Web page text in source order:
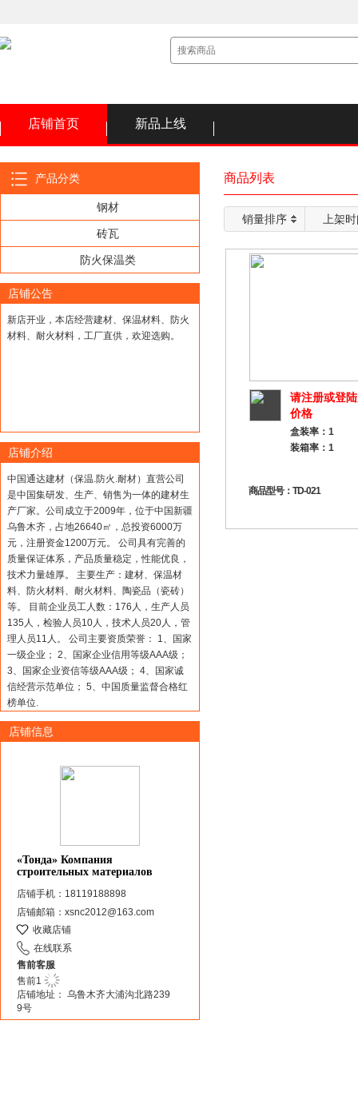
店铺首页 新品上线
产品分类
钢材
砖瓦
防火保温类
店铺公告
新店开业，本店经营建材、保温材料、防火
材料、耐火材料，工厂直供，欢迎选购。
店铺介绍
中国通达建材（保温.防火.耐材）直营公司
是中国集研发、生产、销售为一体的建材生
产厂家。公司成立于2009年，位于中国新疆
乌鲁木齐，占地26640㎡，总投资6000万
元，注册资金1200万元。 公司具有完善的
质量保证体系，产品质量稳定，性能优良，
技术力量雄厚。 主要生产：建材、保温材
料、防火材料、耐火材料、陶瓷品（瓷砖）
等。 目前企业员工人数：176人，生产人员
135人，检验人员10人，技术人员20人，管
理人员11人。 公司主要资质荣誉： 1、国家
一级企业； 2、国家企业信用等级AAA级；
3、国家企业资信等级AAA级； 4、国家诚
信经营示范单位； 5、中国质量监督合格红
榜单位.
店铺信息
«Тонда» Компания
строительных материалов
店铺手机：18119188898
店铺邮箱：xsnc2012@163.com
收藏店铺
在线联系
售前客服
售前1
店铺地址： 乌鲁木齐大浦沟北路239
9号
商品列表
销量排序 上架
请注册或登
价格
盒装率：1
装箱率：1
商品型号：TD-021